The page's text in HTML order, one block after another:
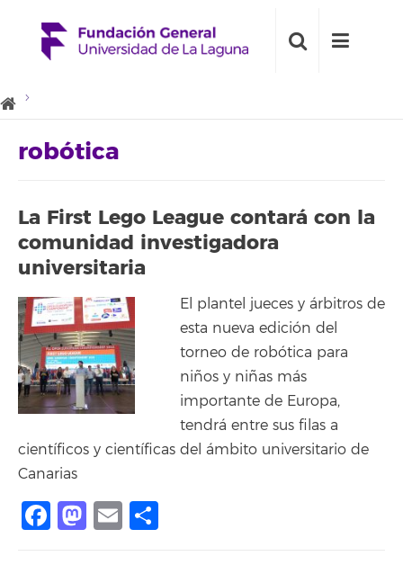
robótica
La First Lego League contará con la
comunidad investigadora
universitaria
El plantel jueces y árbitros de
esta nueva edición del
torneo de robótica para
niños y niñas más
importante de Europa,
tendrá entre sus filas a
científicos y científicas del ámbito universitario de
Canarias
Facebook
Mastodon
Email